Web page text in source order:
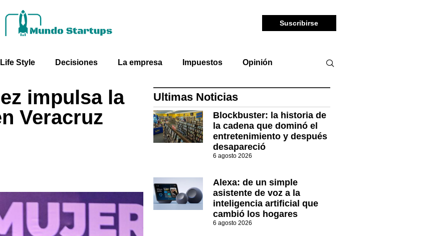
Suscribirse
Life Style Decisiones La empresa Impuestos Opinión
impulsa la
Veracruz
Ultimas Noticias
Blockbuster: la historia de
la cadena que dominó el
entretenimiento y después
desapareció
6 agosto 2026
Alexa: de un simple
asistente de voz a la
inteligencia artificial que
cambió los hogares
6 agosto 2026